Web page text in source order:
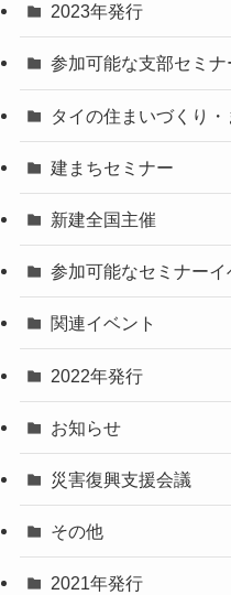
2023年発行
参加可能な支部セミナ
タイの住まいづくり・
建まちセミナー
新建全国主催
参加可能なセミナーイ
関連イベント
2022年発行
お知らせ
災害復興支援会議
その他
2021年発行